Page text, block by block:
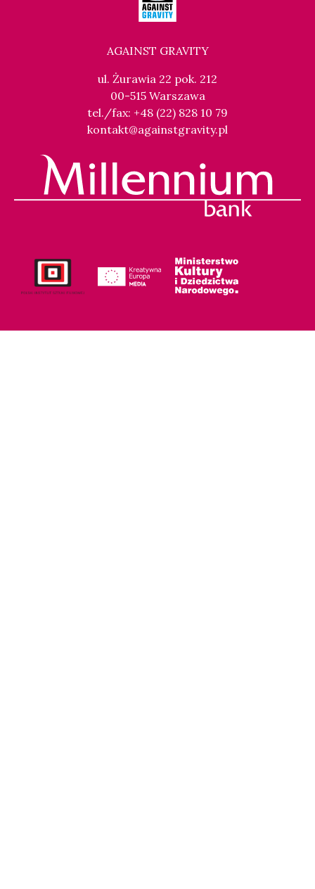
AGAINST GRAVITY
ul. Żurawia 22 pok. 212
00-515 Warszawa
tel./fax: +48 (22) 828 10 79
kontakt@againstgravity.pl